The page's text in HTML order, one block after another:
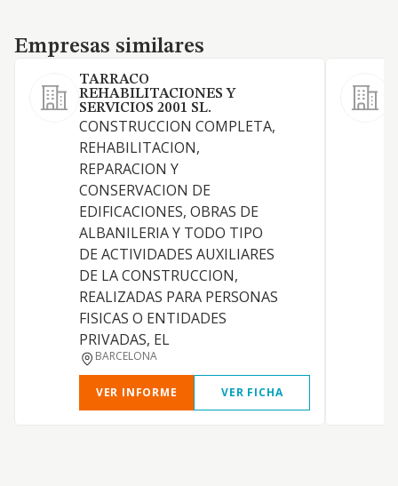
Empresas similares
Empresas similares
TARRACO
REHABILITACIONES Y
SERVICIOS 2001 SL.
CONSTRUCCION COMPLETA,
REHABILITACION,
REPARACION Y
CONSERVACION DE
EDIFICACIONES, OBRAS DE
ALBANILERIA Y TODO TIPO
DE ACTIVIDADES AUXILIARES
DE LA CONSTRUCCION,
REALIZADAS PARA PERSONAS
FISICAS O ENTIDADES
PRIVADAS, EL
BARCELONA
VER INFORME VER FICHA